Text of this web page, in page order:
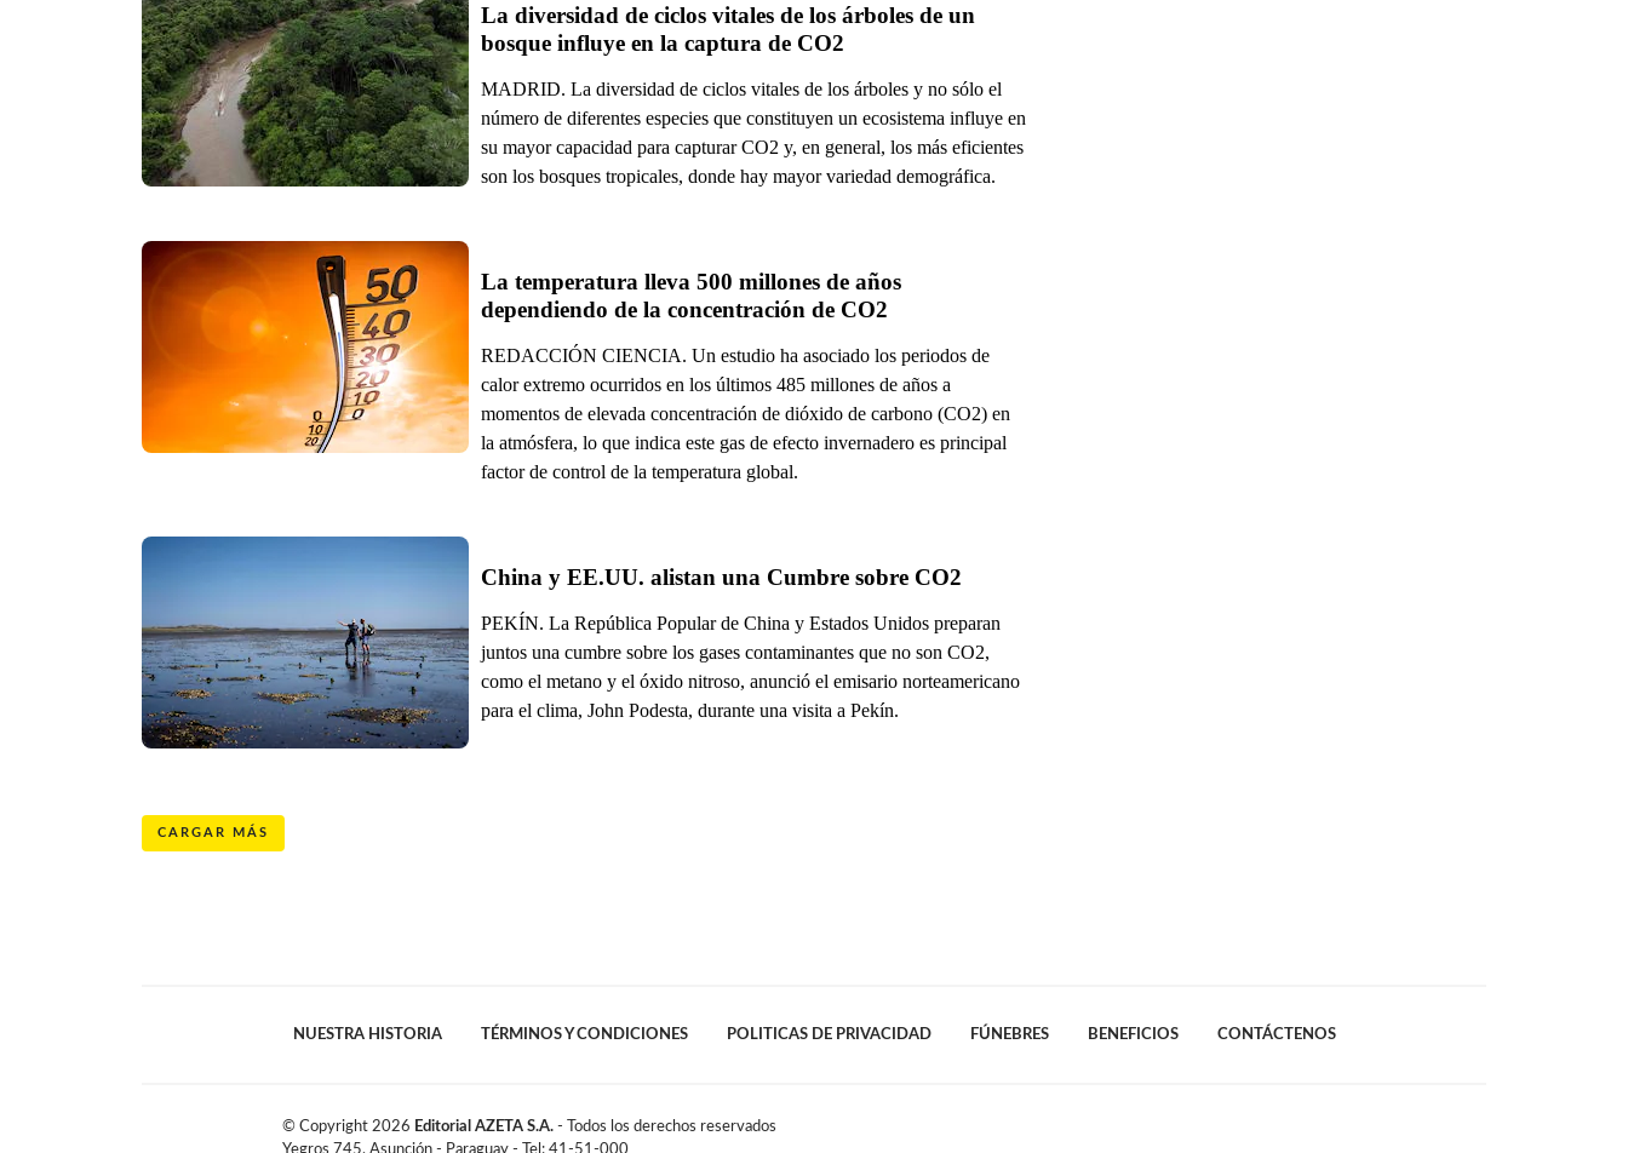
La diversidad de ciclos vitales de los árboles de un
bosque influye en la captura de CO2
MADRID. La diversidad de ciclos vitales de los árboles y no sólo el
número de diferentes especies que constituyen un ecosistema influye en
su mayor capacidad para capturar CO2 y, en general, los más eficientes
son los bosques tropicales, donde hay mayor variedad demográfica.
La temperatura lleva 500 millones de años
dependiendo de la concentración de CO2
REDACCIÓN CIENCIA. Un estudio ha asociado los periodos de
calor extremo ocurridos en los últimos 485 millones de años a
momentos de elevada concentración de dióxido de carbono (CO2) en
la atmósfera, lo que indica este gas de efecto invernadero es principal
factor de control de la temperatura global.
PEKÍN. La República Popular de China y Estados Unidos preparan
juntos una cumbre sobre los gases contaminantes que no son CO2,
como el metano y el óxido nitroso, anunció el emisario norteamericano
para el clima, John Podesta, durante una visita a Pekín.
CARGAR MÁS
NUESTRA HISTORIA TÉRMINOS Y CONDICIONES POLITICAS DE PRIVACIDAD FÚNEBRES BENEFICIOS CONTÁCTENOS
© Copyright 2026 Editorial AZETA S.A. - Todos los derechos reservados
Yegros 745, Asunción - Paraguay - Tel: 41-51-000